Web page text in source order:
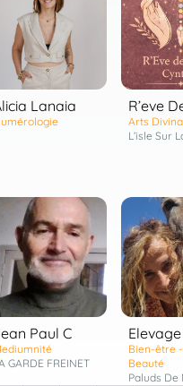
Lanaia R’eve
Arts
L’isle Sur
Paul C
GARDE FREINET
Bien-être
Beauté
Paluds De